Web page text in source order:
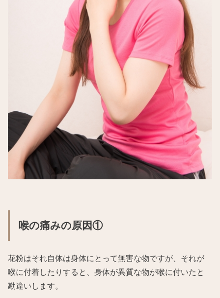
喉の痛みの原因①
花粉はそれ自体は身体にとって無害な物ですが、それが
喉に付着したりすると、身体が異質な物が喉に付いたと
勘違いします。